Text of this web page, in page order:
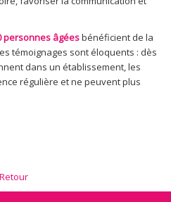
personnes âgéesbénéficient de la
témoignages sont éloquents : dès
dans un établissement, les
régulière et ne peuvent plus
Retour